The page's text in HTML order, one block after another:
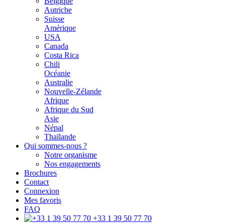
Autriche
Suisse
Amérique
USA
Canada
Costa Rica
Chili
Océanie
Australie
Nouvelle-Zélande
Afrique
Afrique du Sud
Asie
Népal
Thaïlande
Qui sommes-nous ?
Notre organisme
Nos engagements
Brochures
Contact
Connexion
Mes favoris
FAQ
+33 1 39 50 77 70